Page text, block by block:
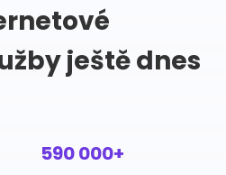
ještě dnes
590 000+